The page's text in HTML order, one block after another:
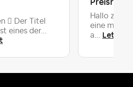
 Der Titel
eines der...
Hallo
eine
a... Letzte